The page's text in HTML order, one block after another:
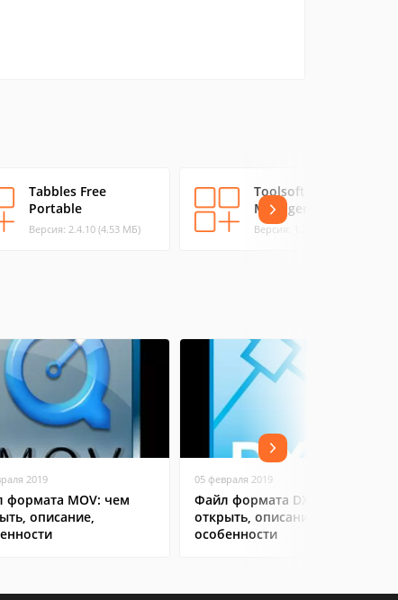
Tabbles Free
Portable
Версия: 2.4.10 (4.53 МБ)
Toolsoft Audio
Manager
Версия: 1.71 (1.54 МБ)
2019
формата MOV: чем
описание,
05 февраля 2019
Файл формата DXF: чем
открыть, описание,
особенности